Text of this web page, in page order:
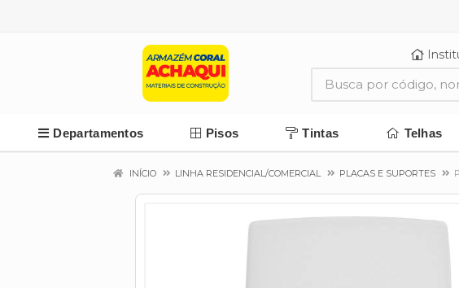
Departamentos Pisos Tintas Telhas
INÍCIO LINHA RESIDENCIAL/COMERCIAL PLACAS E SUPORTES